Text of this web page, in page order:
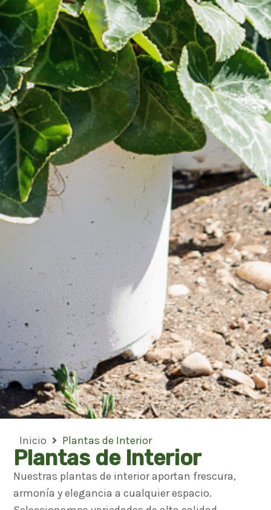
Inicio Plantas de Interior
Plantas de Interior
Nuestras plantas de interior aportan frescura,
armonía y elegancia a cualquier espacio.